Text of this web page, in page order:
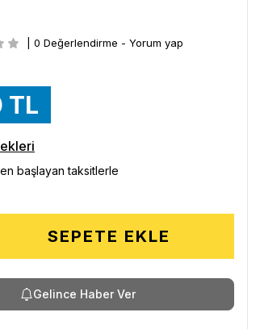
| 0 Değerlendirme - Yorum yap
TL
başlayan taksitlerle
SEPETE EKLE
Gelince Haber Ver